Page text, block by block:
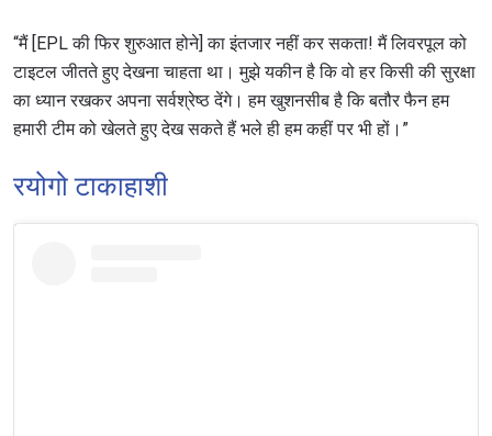
“मैं [EPL की फिर शुरुआत होने] का इंतजार नहीं कर सकता! मैं लिवरपूल को
टाइटल जीतते हुए देखना चाहता था। मुझे यकीन है कि वो हर किसी की सुरक्षा
का ध्यान रखकर अपना सर्वश्रेष्ठ देंगे। हम खुशनसीब है कि बतौर फैन हम
हमारी टीम को खेलते हुए देख सकते हैं भले ही हम कहीं पर भी हों।”
रयोगो टाकाहाशी